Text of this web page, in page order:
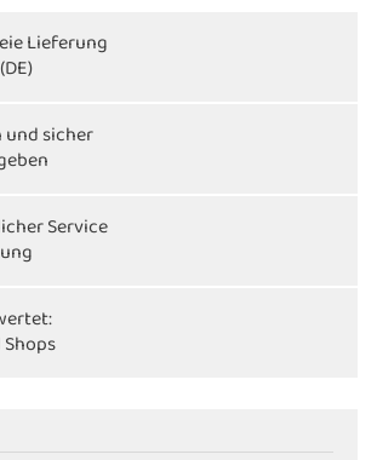
Lieferung
und sicher
Service